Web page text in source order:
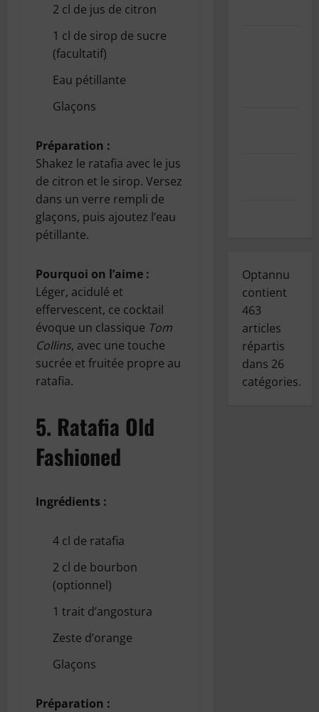
2 cl de jus de citron
1 cl de sirop de sucre
(facultatif)
Eau pétillante
Glaçons
Préparation :
Shakez le ratafia avec le jus
de citron et le sirop. Versez
dans un verre rempli de
glaçons, puis ajoutez l’eau
pétillante.
Pourquoi on l’aime :
Léger, acidulé et
effervescent, ce cocktail
évoque un classique Tom
Collins, avec une touche
sucrée et fruitée propre au
ratafia.
5. Ratafia Old
Fashioned
Ingrédients :
4 cl de ratafia
2 cl de bourbon
(optionnel)
1 trait d’angostura
Zeste d’orange
Glaçons
Préparation :
Optannu
contient
463
articles
répartis
dans 26
catégories.